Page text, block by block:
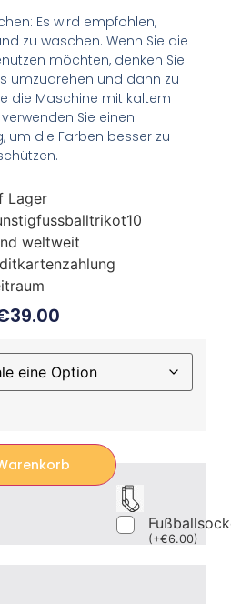
Es wird empfohlen,
zu waschen. Wenn Sie die
möchten, denken Sie
umzudrehen und dann zu
die Maschine mit kaltem
Sie einen
um die Farben besser zu
Lager
weltweit
39.00
(+€6.00)